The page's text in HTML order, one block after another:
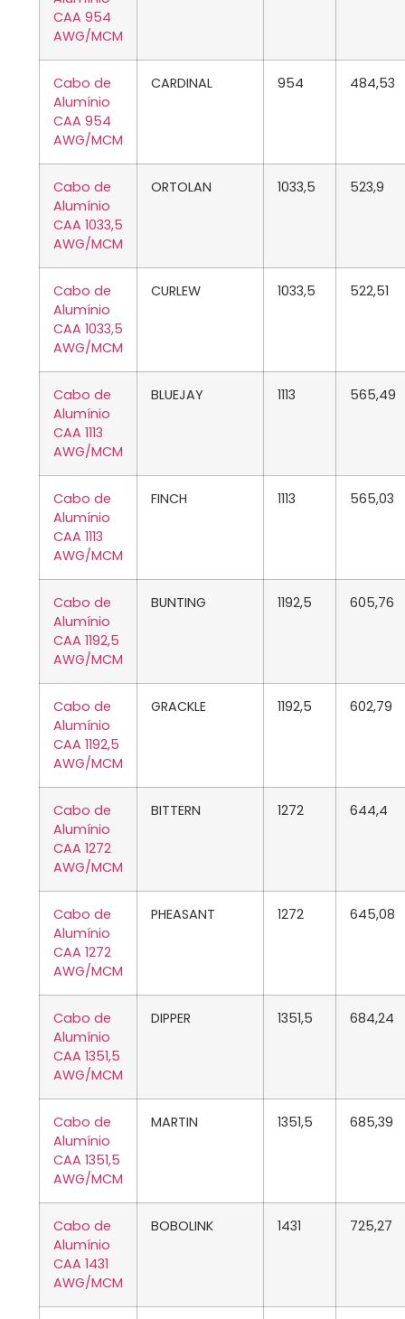
CAA 954
AWG/MCM
Cabo de
Alumínio
CAA 954
AWG/MCM
CARDINAL 954 484,53
Cabo de
Alumínio
CAA 1033,5
AWG/MCM
ORTOLAN 1033,5 523,9
Cabo de
Alumínio
CAA 1033,5
AWG/MCM
CURLEW 1033,5 522,51
Cabo de
Alumínio
CAA 1113
AWG/MCM
BLUEJAY 1113 565,49
Cabo de
Alumínio
CAA 1113
AWG/MCM
FINCH 1113 565,03
Cabo de
Alumínio
CAA 1192,5
AWG/MCM
BUNTING 1192,5 605,76
Cabo de
Alumínio
CAA 1192,5
AWG/MCM
GRACKLE 1192,5 602,79
Cabo de
Alumínio
CAA 1272
AWG/MCM
BITTERN 1272 644,4
Cabo de
Alumínio
CAA 1272
AWG/MCM
PHEASANT 1272 645,08
Cabo de
Alumínio
CAA 1351,5
AWG/MCM
DIPPER 1351,5 684,24
Cabo de
Alumínio
CAA 1351,5
AWG/MCM
MARTIN 1351,5 685,39
Cabo de
Alumínio
CAA 1431
AWG/MCM
BOBOLINK 1431 725,27